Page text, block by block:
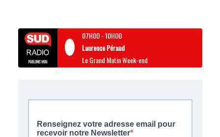
07H00-10H00
Laurence Péraud
Le Grand Matin Week-end